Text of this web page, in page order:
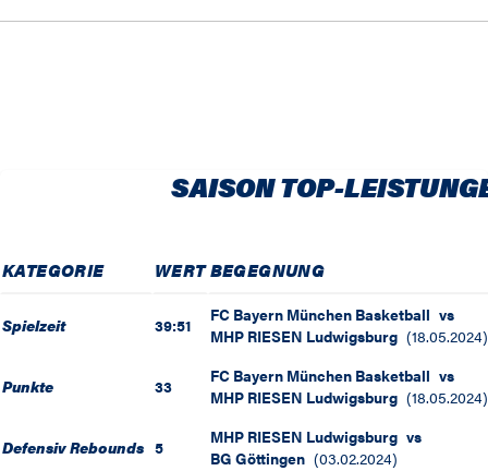
SAISON TOP-
KATEGORIE WERTBEGEGNUNG
Spielzeit 39:51 FC Bayern München Basketball vs
MHP RIESEN Ludwigsburg (18.05.2024)
Punkte 33 FC Bayern München Basketball vs
MHP RIESEN Ludwigsburg (18.05.2024)
Defensiv Rebounds 5 MHP RIESEN Ludwigsburg vs
BG Göttingen (03.02.2024)